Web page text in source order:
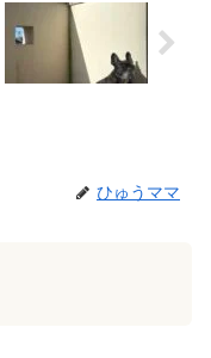
ひゅうママ